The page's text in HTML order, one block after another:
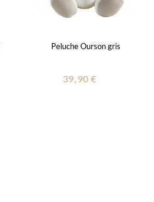
Peluche Ourson gris
39,90 €